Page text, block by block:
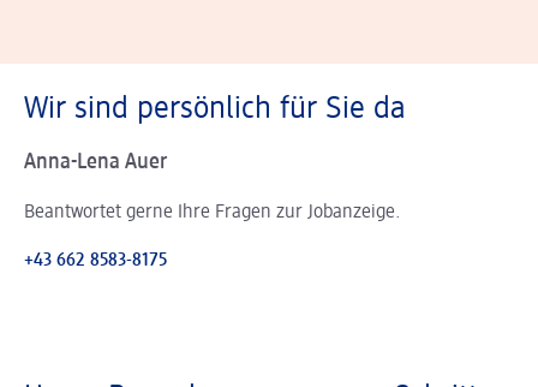
Wir sind persönlich für Sie da
Anna-Lena Auer
Beantwortet gerne Ihre Fragen zur Jobanzeige.
+43 662 8583-8175